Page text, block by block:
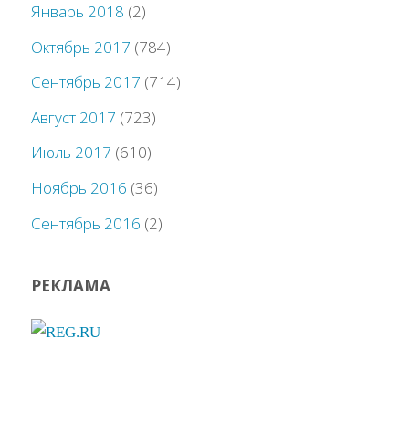
Январь 2018 (2)
Октябрь 2017 (784)
Сентябрь 2017 (714)
Август 2017 (723)
Июль 2017 (610)
Ноябрь 2016 (36)
Сентябрь 2016 (2)
РЕКЛАМА